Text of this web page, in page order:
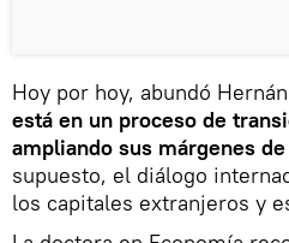
Hoy por hoy, abundó
está en un proceso de
ampliando sus márgenes
supuesto, el diálogo
los capitales extranjeros y